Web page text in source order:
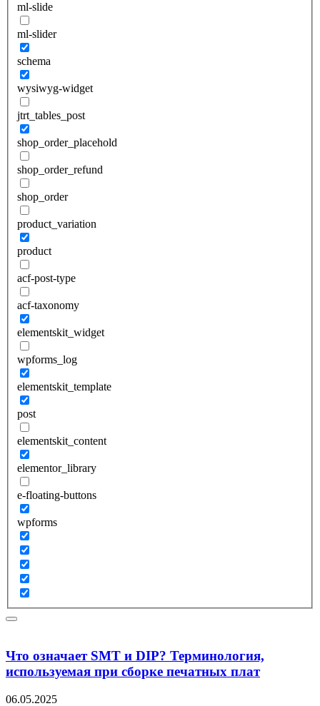
ml-slide
ml-slider
schema
wysiwyg-widget
jtrt_tables_post
shop_order_placehold
shop_order_refund
shop_order
product_variation
product
acf-post-type
acf-taxonomy
elementskit_widget
wpforms_log
elementskit_template
post
elementskit_content
elementor_library
e-floating-buttons
wpforms
Что означает SMT и DIP? Терминология,
используемая при сборке печатных плат
06.05.2025